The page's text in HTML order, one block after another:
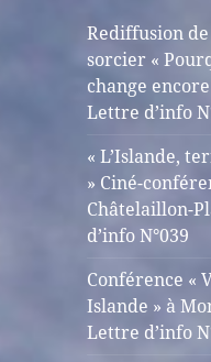
Rediffusion de
sorcier «
change
Lettre d’info
« L’Islande,
» Ciné-
Châtelaillon-
d’info N°039
Conférence «
Islande » à
Lettre d’info